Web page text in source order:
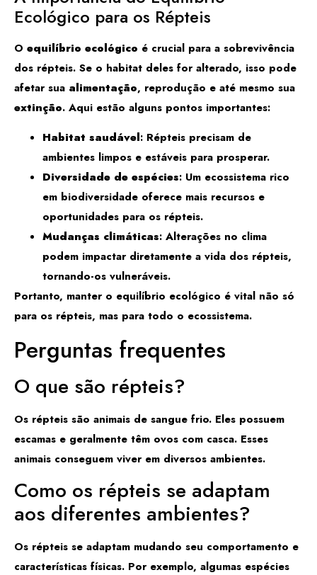
Ecológico para os Répteis
O equilíbrio ecológico é crucial para a sobrevivência
dos répteis. Se o habitat deles for alterado, isso pode
afetar sua alimentação, reprodução e até mesmo sua
extinção. Aqui estão alguns pontos importantes:
Habitat saudável: Répteis precisam de
ambientes limpos e estáveis para prosperar.
Diversidade de espécies: Um ecossistema rico
em biodiversidade oferece mais recursos e
oportunidades para os répteis.
Mudanças climáticas: Alterações no clima
podem impactar diretamente a vida dos répteis,
tornando-os vulneráveis.
Portanto, manter o equilíbrio ecológico é vital não só
para os répteis, mas para todo o ecossistema.
Perguntas frequentes
O que são répteis?
Os répteis são animais de sangue frio. Eles possuem
escamas e geralmente têm ovos com casca. Esses
animais conseguem viver em diversos ambientes.
Como os répteis se adaptam
aos diferentes ambientes?
Os répteis se adaptam mudando seu comportamento e
características físicas. Por exemplo, algumas espécies